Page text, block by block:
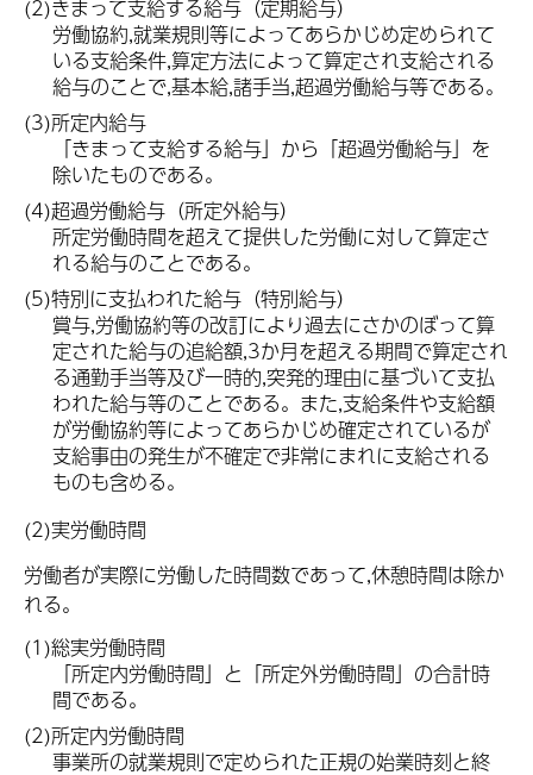
(2)きまって支給する給与（定期給与）
労働協約,就業規則等によってあらかじめ定められて
いる支給条件,算定方法によって算定され支給される
給与のことで,基本給,諸手当,超過労働給与等である。
(3)所定内給与
「きまって支給する給与」から「超過労働給与」を
除いたものである。
(4)超過労働給与（所定外給与）
所定労働時間を超えて提供した労働に対して算定さ
れる給与のことである。
(5)特別に支払われた給与（特別給与）
賞与,労働協約等の改訂により過去にさかのぼって算
定された給与の追給額,3か月を超える期間で算定され
る通勤手当等及び一時的,突発的理由に基づいて支払
われた給与等のことである。また,支給条件や支給額
が労働協約等によってあらかじめ確定されているが
支給事由の発生が不確定で非常にまれに支給される
ものも含める。
(2)実労働時間
労働者が実際に労働した時間数であって,休憩時間は除か
れる。
(1)総実労働時間
「所定内労働時間」と「所定外労働時間」の合計時
間である。
(2)所定内労働時間
事業所の就業規則で定められた正規の始業時刻と終